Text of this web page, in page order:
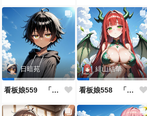
日暗苑
看板娘559 「日暗苑のよもやま話」
緋山結華
看板娘558 「緋山結華」キャラクター紹介